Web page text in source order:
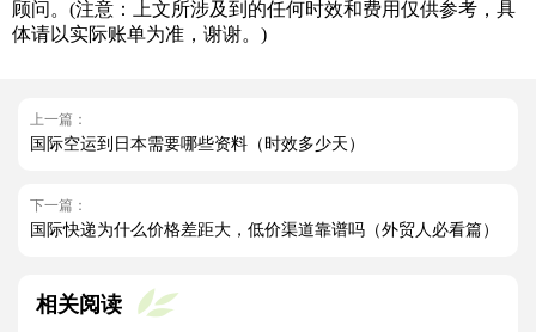
顾问。(注意：上文所涉及到的任何时效和费用仅供参考，具
体请以实际账单为准，谢谢。)
上一篇：
国际空运到日本需要哪些资料（时效多少天）
下一篇：
国际快递为什么价格差距大，低价渠道靠谱吗（外贸人必看篇）
相关阅读